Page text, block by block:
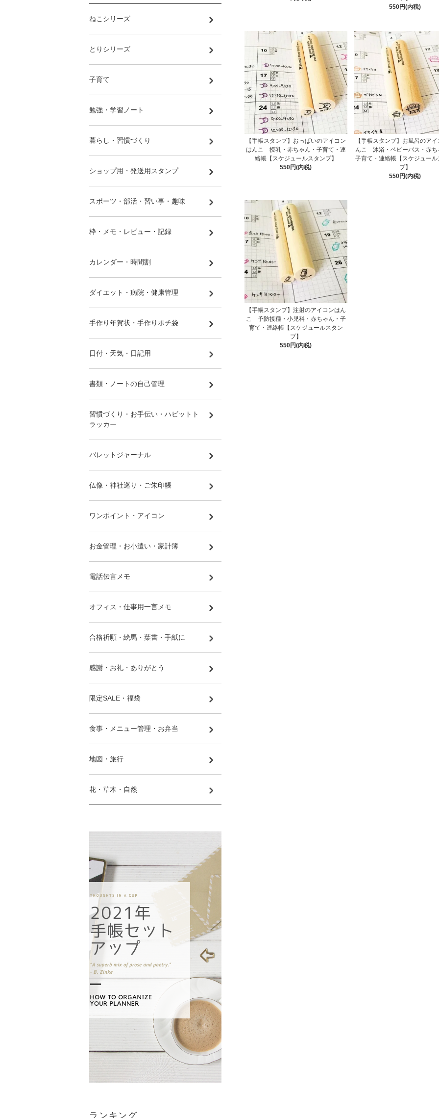
550円(内税)
【手帳スタンプ】おっぱいのアイコン
はんこ 授乳・赤ちゃん・子育て・連
絡帳【スケジュールスタンプ】
550円(内税)
【手帳スタンプ】お風呂のア
んこ 沐浴・ベビーバス・赤ち
子育て・連絡帳【スケジュール
プ】
550円(内税)
【手帳スタンプ】注射のアイコンはん
こ 予防接種・小児科・赤ちゃん・子
育て・連絡帳【スケジュールスタン
プ】
550円(内税)
ねこシリーズ
とりシリーズ
子育て
勉強・学習ノート
暮らし・習慣づくり
ショップ用・発送用スタンプ
スポーツ・部活・習い事・趣味
枠・メモ・レビュー・記録
カレンダー・時間割
ダイエット・病院・健康管理
手作り年賀状・手作りポチ袋
日付・天気・日記用
書類・ノートの自己管理
習慣づくり・お手伝い・ハビットト
ラッカー
バレットジャーナル
仏像・神社巡り・ご朱印帳
ワンポイント・アイコン
お金管理・お小遣い・家計簿
電話伝言メモ
オフィス・仕事用一言メモ
合格祈願・絵馬・葉書・手紙に
感謝・お礼・ありがとう
限定SALE・福袋
食事・メニュー管理・お弁当
地図・旅行
花・草木・自然
ランキング